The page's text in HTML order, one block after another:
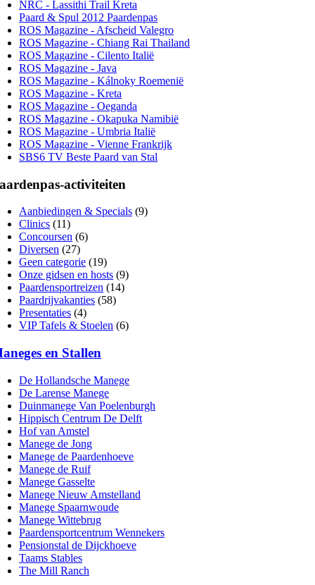
NRC - Lassithi Trail Kreta
Paard & Spul 2012 Paardenpas
ROS Magazine - Afscheid Valegro
ROS Magazine - Chiang Rai Thailand
ROS Magazine - Cilento Italië
ROS Magazine - Java
ROS Magazine - Kálnoky Roemenië
ROS Magazine - Kreta
ROS Magazine - Oeganda
ROS Magazine - Okapuka Namibië
ROS Magazine - Umbria Italië
ROS Magazine - Vienne Frankrijk
SBS6 TV Beste Paard van Stal
activiteiten
Aanbiedingen & Specials (9)
Clinics (11)
Concoursen (6)
Diversen (27)
Geen categorie (19)
Onze gidsen en hosts (9)
Paardensportreizen (14)
Paardrijvakanties (58)
Presentaties (4)
VIP Tafels & Stoelen (6)
en Stallen
De Hollandsche Manege
De Larense Manege
Duinmanege Van Poelenburgh
Hippisch Centrum De Delft
Hof van Amstel
Manege de Jong
Manege de Paardenhoeve
Manege de Ruif
Manege Gasselte
Manege Nieuw Amstelland
Manege Spaarnwoude
Manege Wittebrug
Paardensportcentrum Wennekers
Pensionstal de Dijckhoeve
Taams Stables
The Mill Ranch